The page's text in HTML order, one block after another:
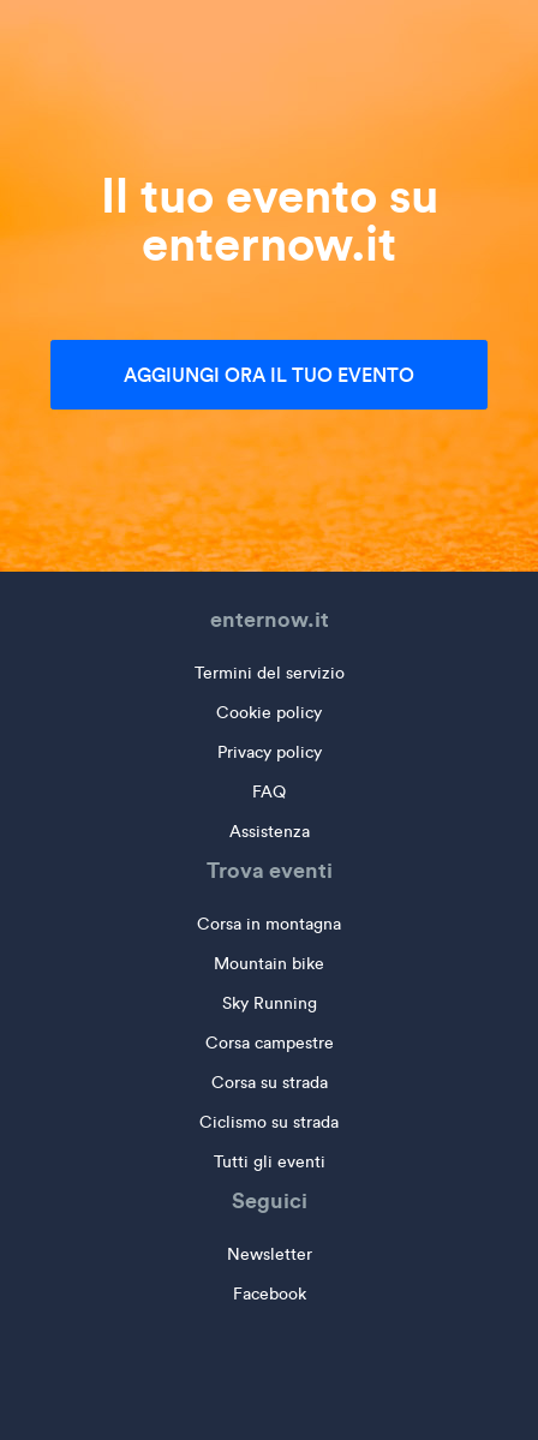
Il tuo evento su
enternow.it
AGGIUNGI ORA IL TUO EVENTO
enternow.it
Termini del servizio
Cookie policy
Privacy policy
FAQ
Assistenza
Trova eventi
Corsa in montagna
Mountain bike
Sky Running
Corsa campestre
Corsa su strada
Ciclismo su strada
Tutti gli eventi
Seguici
Newsletter
Facebook